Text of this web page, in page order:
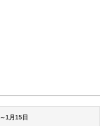
1月15日